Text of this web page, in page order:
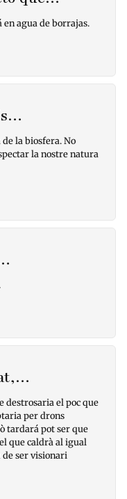
agua de borrajas.
la biosfera. No
la nostre natura
destrosaria el poc que
per drons
tardará pot ser que
que caldrà al igual
de ser visionari